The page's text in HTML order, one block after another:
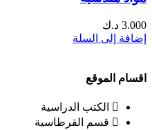
3.000 د.ك
إضافة إلى السلة
اقسام الموقع
الكتب الدراسية
قسم القرطاسية